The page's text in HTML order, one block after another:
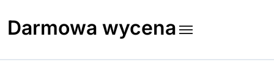
content
Darmowa wycena